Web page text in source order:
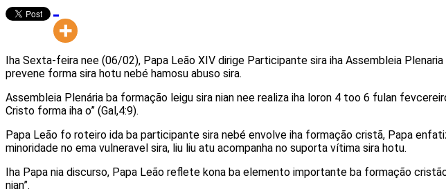
Iha Sexta-feira nee (06/02), Papa Leão XIV dirige Participante sira iha Assembleia
prevene forma sira hotu nebé hamosu abuso sira.
Assembleia Plenária ba formação leigu sira nian nee realiza iha loron 4 too 6 fulan
Cristo forma iha o” (Gal,4:9).
Papa Leão fo roteiro ida ba participante sira nebé envolve iha formação cristã, Papa
minoridade no ema vulneravel sira, liu liu atu acompanha no suporta vítima sira hotu.
Iha Papa nia discurso, Papa Leão reflete kona ba elemento importante ba formação
nian”.